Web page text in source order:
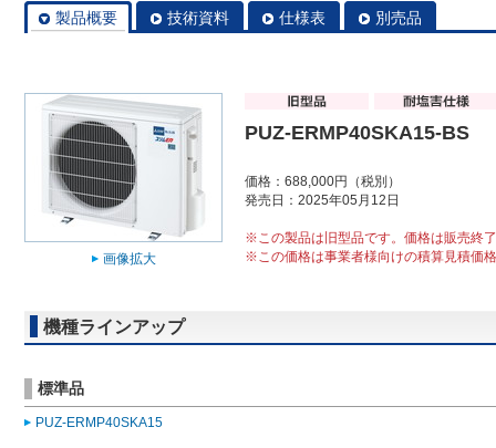
製品概要 技術資料 仕様表 別売品
画像拡大
PUZ-ERMP40SKA15-BS
価格：688,000円（税別）
発売日：2025年05月12日
※この製品は旧型品です。価格は販売終
※この価格は事業者様向けの積算見積価
機種ラインアップ
標準品
PUZ-ERMP40SKA15